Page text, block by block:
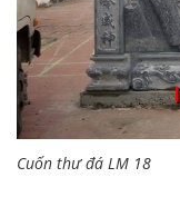
Cuốn thư đá LM 18